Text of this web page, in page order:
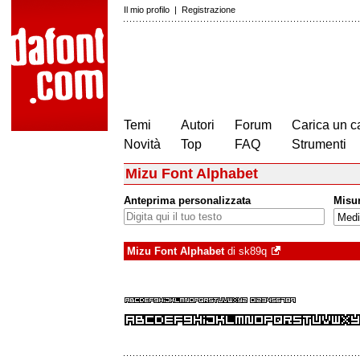
Il mio profilo | Registrazione
Temi
Novità
Autori
Top
Forum
FAQ
Carica un
Strumenti
Mizu Font Alphabet
Anteprima personalizzata
Mizu Font Alphabetdi sk89q